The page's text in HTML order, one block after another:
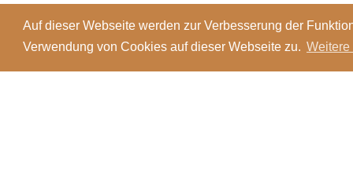
Auf dieser Webseite werden zur Verbesserung der
Verwendung von Cookies auf dieser Webseite zu. Weitere